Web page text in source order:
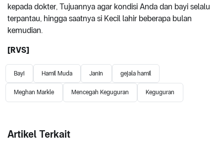
kepada dokter, Tujuannya agar kondisi Anda dan bayi selalu
terpantau, hingga saatnya si Kecil lahir beberapa bulan
kemudian.
[RVS]
Bayi Hamil Muda Janin gejala hamil
Meghan Markle Mencegah Keguguran Keguguran
Artikel Terkait